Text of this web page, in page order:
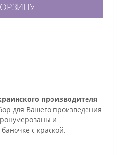
производителя
для Вашего произведения
и
с краской.